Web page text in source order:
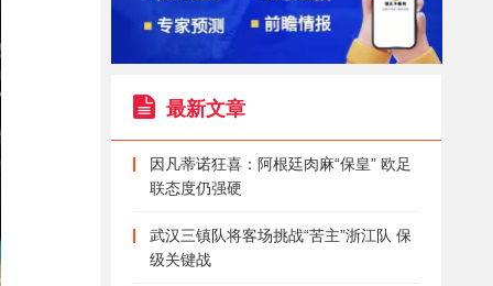
最新文章
因凡蒂诺狂喜：阿根廷肉麻“保皇” 欧足
联态度仍强硬
武汉三镇队将客场挑战“苦主”浙江队 保
级关键战